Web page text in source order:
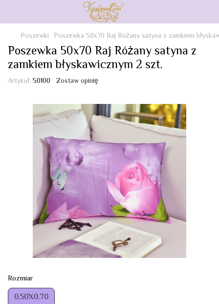
Poszewki Poszewka 50x70 Raj Różany satyna z zamkiem
Poszewka 50x70 Raj Różany satyna z
zamkiem błyskawicznym 2 szt.
Artykuł: 50100 Zostaw opinię
Rozmiar
0.50Х0.70